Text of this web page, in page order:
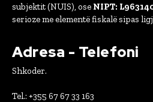
subjektit (NUIS), ose NIPT:
serioze me elementë fiskalë sipas
Adresa - Telefoni
Shkoder.
Tel.: +355 67 67 33 163